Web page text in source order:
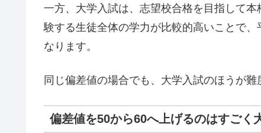
一方、大学入試は、志望校合格を目指して
験する生徒全体の学力が比較的高いことで
なります。
同じ偏差値の場合でも、大学入試のほうが
偏差値を50から60へ上げるのはすごく